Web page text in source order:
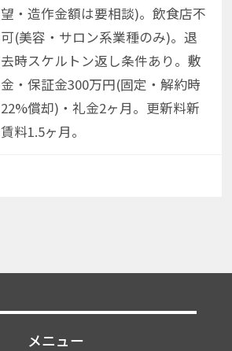
望・造作金額は要相談)。飲食店不
可(美容・サロン系業種のみ)。退
去時スケルトン返し条件あり。敷
金・保証金300万円(固定・解約時
22%償却)・礼金2ヶ月。更新料新
賃料1.5ヶ月。
メニュー